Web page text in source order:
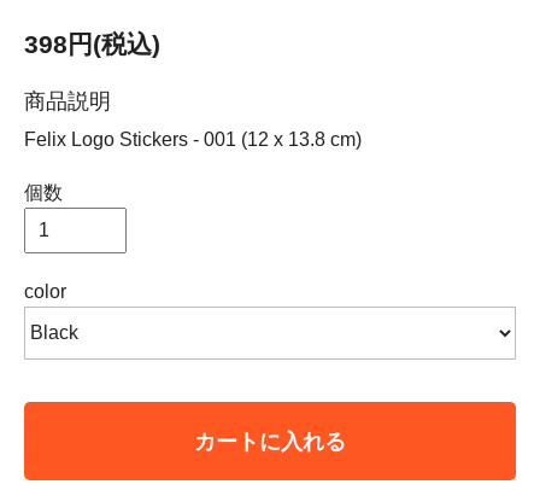
398円(税込)
商品説明
Felix Logo Stickers - 001 (12 x 13.8 cm)
個数
color
カートに入れる